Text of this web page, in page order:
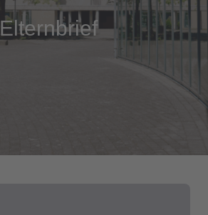
Elternbrief